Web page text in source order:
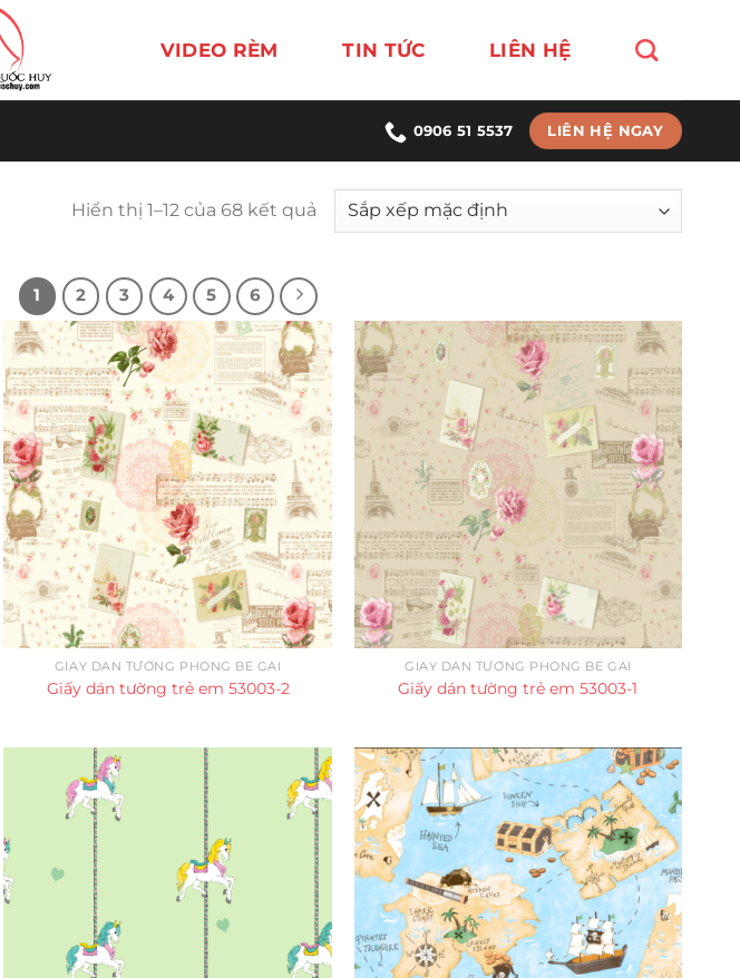
VIDEO RÈM TIN TỨC LIÊN HỆ
0906 51 5537 LIÊN HỆ NGAY
Hiển thị 1–12 của 68 kết quả
GIẤY DÁN TƯỜNG PHÒNG BÉ GÁI
Giấy dán tường trẻ em 53003-2
GIẤY DÁN TƯỜNG PHÒNG BÉ GÁI
Giấy dán tường trẻ em 53003-1
1 2 3 4 5 6